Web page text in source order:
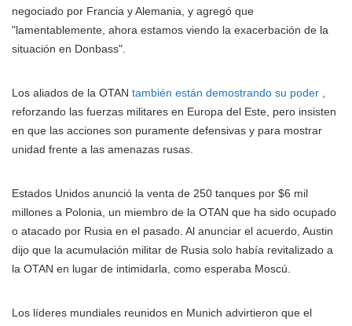
negociado por Francia y Alemania, y agregó que
"lamentablemente, ahora estamos viendo la exacerbación de la
situación en Donbass".
Los aliados de la OTAN también están demostrando su poder
reforzando las fuerzas militares en Europa del Este, pero insisten
en que las acciones son puramente defensivas y para mostrar
unidad frente a las amenazas rusas.
Estados Unidos anunció la venta de 250 tanques por $6 mil
millones a Polonia, un miembro de la OTAN que ha sido ocupado
o atacado por Rusia en el pasado. Al anunciar el acuerdo, Austin
dijo que la acumulación militar de Rusia solo había revitalizado a
la OTAN en lugar de intimidarla, como esperaba Moscú.
Los líderes mundiales reunidos en Munich advirtieron que el